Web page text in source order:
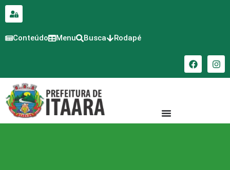
conteúdo
Conteúdo Menu Busca Rodapé